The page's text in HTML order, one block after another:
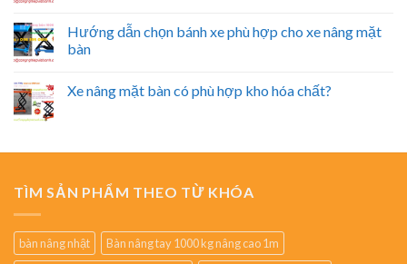
Hướng dẫn chọn bánh xe phù hợp cho xe nâng mặt
bàn
Xe nâng mặt bàn có phù hợp kho hóa chất?
TÌM SẢN PHẨM THEO TỪ KHÓA
bàn nâng nhật
Bàn nâng tay 1000 kg nâng cao 1m